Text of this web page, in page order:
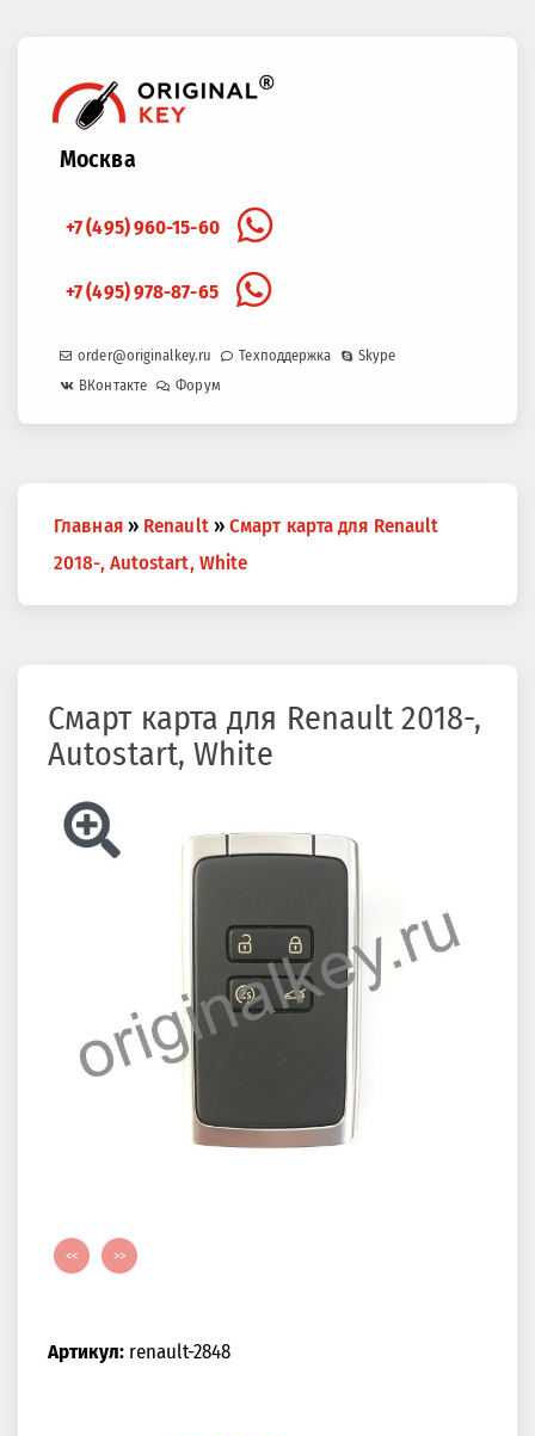
Москва
+7 (495) 960-15-60
+7 (495) 978-87-65
order@originalkey.ru Техподдержка
Skype
ВКонтакте
Форум
здесь
Главная » Renault » Смарт карта для Renault
2018-, Autostart, White
Смарт карта для Renault 2018-,
Autostart, White
<< >>
Артикул:renault-2848